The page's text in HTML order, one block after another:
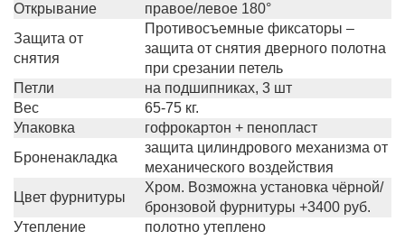
Открывание
правое/левое 180°
Защита от
снятия
Противосъемные фиксаторы –
защита от снятия дверного полотна
при срезании петель
Петли
на подшипниках, 3 шт
Вес
65-75 кг.
Упаковка
гофрокартон + пенопласт
Броненакладка
защита цилиндрового механизма от
механического воздействия
Цвет фурнитуры
Хром. Возможна установка чёрной/
бронзовой фурнитуры +3400 руб.
Утепление
полотно утеплено